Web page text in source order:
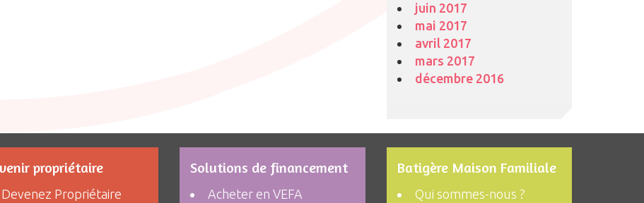
juin 2017
mai 2017
avril 2017
mars 2017
décembre 2016
propriétaire
Devenez Propriétaire
Solutions de financement
Acheter en VEFA
Batigère Maison Familiale
Qui sommes-nous ?